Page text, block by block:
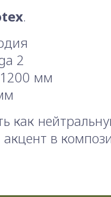
.
2
мм
как
в